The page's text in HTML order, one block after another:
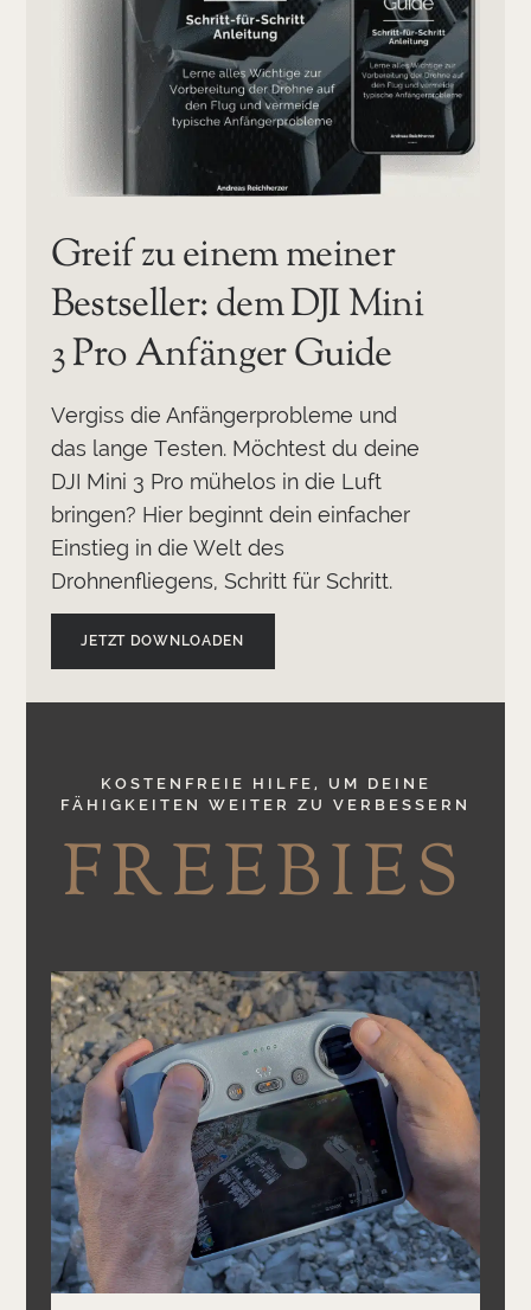
Greif zu einem meiner
Bestseller: dem DJI Mini
3 Pro Anfänger Guide
Vergiss die Anfängerprobleme und
das lange Testen. Möchtest du deine
DJI Mini 3 Pro mühelos in die Luft
bringen? Hier beginnt dein einfacher
Einstieg in die Welt des
Drohnenfliegens, Schritt für Schritt.
JETZT DOWNLOADEN
KOSTENFREIE HILFE, UM DEINE
FÄHIGKEITEN WEITER ZU VERBESSERN
FREEBIES